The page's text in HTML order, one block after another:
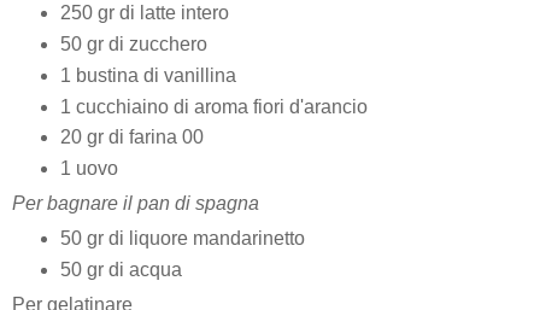
250 gr di latte intero
50 gr di zucchero
1 bustina di vanillina
1 cucchiaino di aroma fiori d'arancio
20 gr di farina 00
1 uovo
Per bagnare il pan di spagna
50 gr di liquore mandarinetto
50 gr di acqua
Per gelatinare